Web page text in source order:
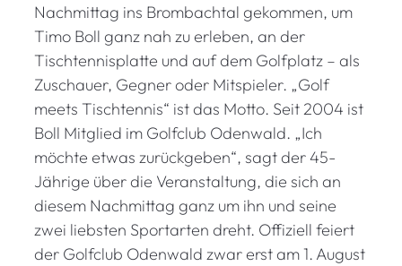
Nachmittag ins Brombachtal gekommen, um
Timo Boll ganz nah zu erleben, an der
Tischtennisplatte und auf dem Golfplatz – als
Zuschauer, Gegner oder Mitspieler. „Golf
meets Tischtennis“ ist das Motto. Seit 2004 ist
Boll Mitglied im Golfclub Odenwald. „Ich
möchte etwas zurückgeben“, sagt der 45-
Jährige über die Veranstaltung, die sich an
diesem Nachmittag ganz um ihn und seine
zwei liebsten Sportarten dreht. Offiziell feiert
der Golfclub Odenwald zwar erst am 1. August